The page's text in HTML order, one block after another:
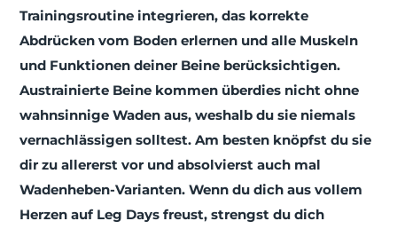
Trainingsroutine integrieren, das korrekte
Abdrücken vom Boden erlernen und alle Muskeln
und Funktionen deiner Beine berücksichtigen.
Austrainierte Beine kommen überdies nicht ohne
wahnsinnige Waden aus, weshalb du sie niemals
vernachlässigen solltest. Am besten knöpfst du sie
dir zu allererst vor und absolvierst auch mal
Wadenheben-Varianten. Wenn du dich aus vollem
Herzen auf Leg Days freust, strengst du dich